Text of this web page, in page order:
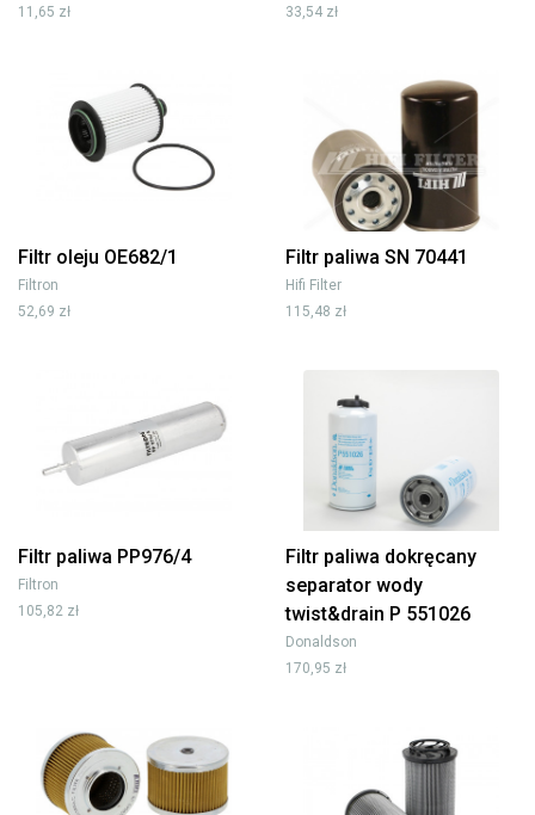
11,65 zł
33,54 zł
Filtr oleju OE682/1
Filtron
52,69 zł
Filtr paliwa SN 70441
Hifi Filter
115,48 zł
Filtr paliwa PP976/4
Filtron
105,82 zł
Filtr paliwa dokręcany
separator wody
twist&drain P 551026
Donaldson
170,95 zł